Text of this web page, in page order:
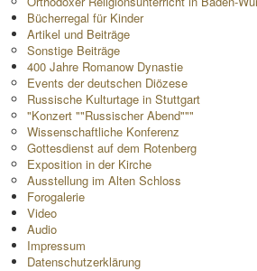
Bücherregal für Kinder
Artikel und Beiträge
Sonstige Beiträge
400 Jahre Romanow Dynastie
Events der deutschen Diözese
Russische Kulturtage in Stuttgart
"Konzert ""Russischer Abend"""
Wissenschaftliche Konferenz
Gottesdienst auf dem Rotenberg
Exposition in der Kirche
Ausstellung im Alten Schloss
Forogalerie
Video
Audio
Impressum
Datenschutzerklärung